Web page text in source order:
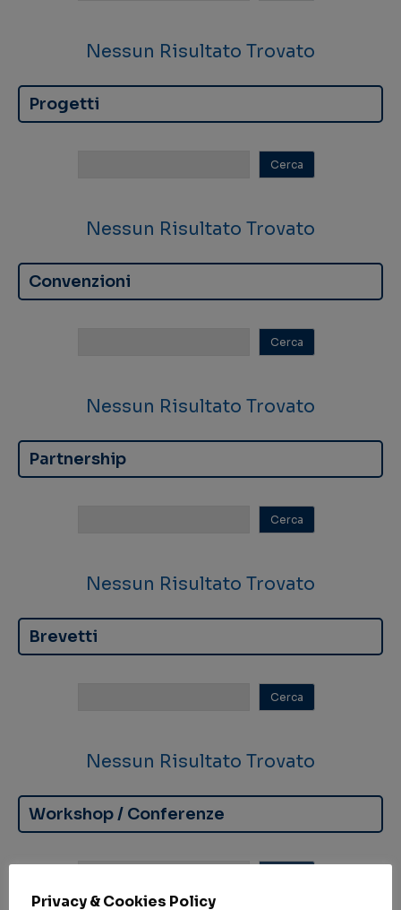
Nessun Risultato Trovato
Progetti
Nessun Risultato Trovato
Convenzioni
Nessun Risultato Trovato
Partnership
Nessun Risultato Trovato
Brevetti
Nessun Risultato Trovato
Workshop / Conferenze
Privacy & Cookies Policy